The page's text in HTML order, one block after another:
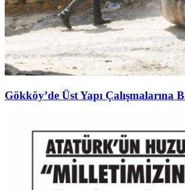
Gökköy’de Üst Yapı Çalışmalarına